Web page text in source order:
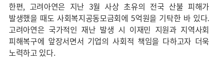
한편, 고려아연은 지난 3월 사상 초유의 전국 산불 피해가
발생했을 때도 사회복지공동모금회에 5억원을 기탁한 바 있다.
고려아연은 국가적인 재난 발생 시 이재민 지원과 지역사회
피해복구에 앞장서면서 기업의 사회적 책임을 다하고자 더욱
노력하고 있다.